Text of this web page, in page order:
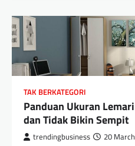
TAK BERKATEGORI
Panduan Ukuran
dan Tidak Bikin Sempit
trendingbusiness 20